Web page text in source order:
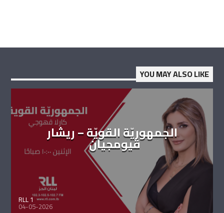
YOU MAY ALSO LIKE
الجمهوريّة القويّة – ريشار
قيومجيان
RLL 1
04-05-2026